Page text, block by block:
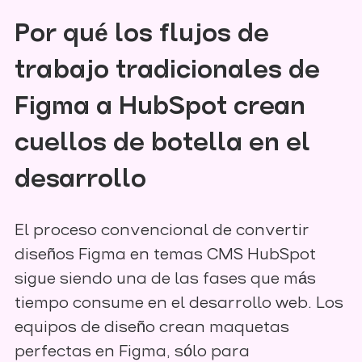
Por qué los flujos de
trabajo tradicionales de
Figma a HubSpot crean
cuellos de botella en el
desarrollo
El proceso convencional de convertir
diseños Figma en temas CMS HubSpot
sigue siendo una de las fases que más
tiempo consume en el desarrollo web. Los
equipos de diseño crean maquetas
perfectas en Figma, sólo para